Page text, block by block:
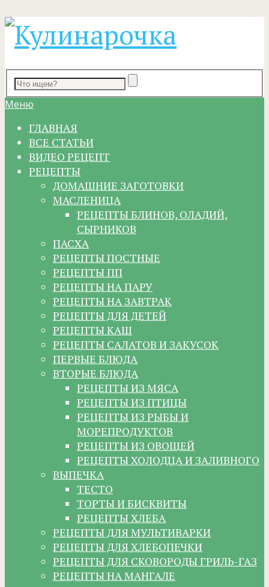
Меню
ГЛАВНАЯ
ВСЕ СТАТЬИ
ВИДЕО РЕЦЕПТ
РЕЦЕПТЫ
ДОМАШНИЕ ЗАГОТОВКИ
МАСЛЕНИЦА
РЕЦЕПТЫ БЛИНОВ, ОЛАДИЙ,
СЫРНИКОВ
ПАСХА
РЕЦЕПТЫ ПОСТНЫЕ
РЕЦЕПТЫ ПП
РЕЦЕПТЫ НА ПАРУ
РЕЦЕПТЫ НА ЗАВТРАК
РЕЦЕПТЫ ДЛЯ ДЕТЕЙ
РЕЦЕПТЫ КАШ
РЕЦЕПТЫ САЛАТОВ И ЗАКУСОК
ПЕРВЫЕ БЛЮДА
ВТОРЫЕ БЛЮДА
РЕЦЕПТЫ ИЗ МЯСА
РЕЦЕПТЫ ИЗ ПТИЦЫ
РЕЦЕПТЫ ИЗ РЫБЫ И
МОРЕПРОДУКТОВ
РЕЦЕПТЫ ИЗ ОВОЩЕЙ
РЕЦЕПТЫ ХОЛОДЦА И ЗАЛИВНОГО
ВЫПЕЧКА
ТЕСТО
ТОРТЫ И БИСКВИТЫ
РЕЦЕПТЫ ХЛЕБА
РЕЦЕПТЫ ДЛЯ МУЛЬТИВАРКИ
РЕЦЕПТЫ ДЛЯ ХЛЕБОПЕЧКИ
РЕЦЕПТЫ ДЛЯ СКОВОРОДЫ ГРИЛЬ-ГАЗ
РЕЦЕПТЫ НА МАНГАЛЕ